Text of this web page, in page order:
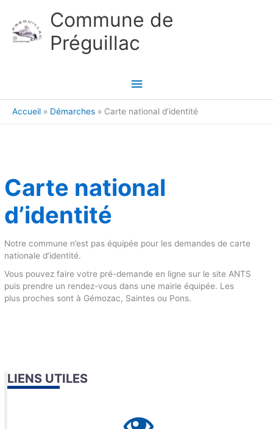
Commune de
Préguillac
Menu
principal
Accueil Démarches Carte national d’identité
Carte national
d’identité
Notre commune n’est pas équipée pour les demandes de carte
nationale d’identité.
Vous pouvez faire votre pré-demande en ligne sur le site ANTS
puis prendre un rendez-vous dans une mairie équipée. Les
plus proches sont à Gémozac, Saintes ou Pons.
LIENS UTILES